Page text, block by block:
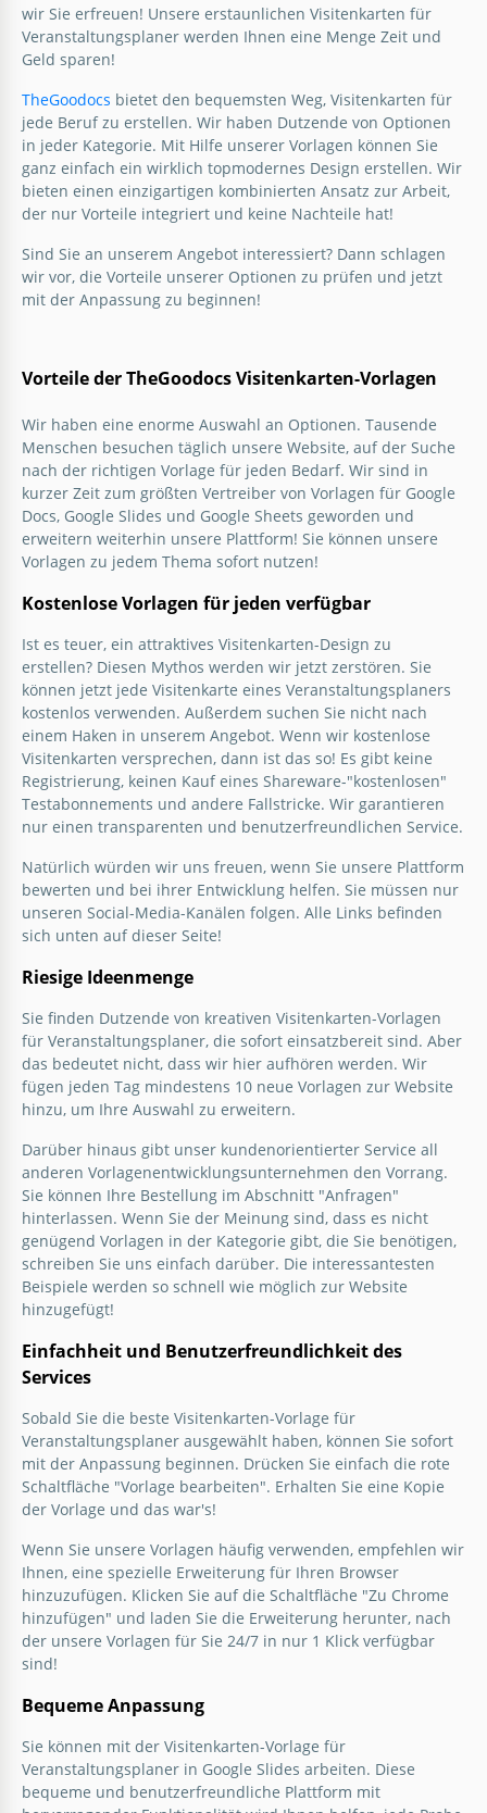
Visitenkarte
Arbeiten Sie als Eventplaner und möchten ein neues
auffälliges Design für Ihre Visitenkarte erstellen? Sie
sind auf der richtigen Seite gelandet.
Google Slides
wir Sie erfreuen! Unsere erstaunlichen Visitenkarten für
Veranstaltungsplaner werden Ihnen eine Menge Zeit und
Geld sparen!
TheGoodocs bietet den bequemsten Weg, Visitenkarten für
jede Beruf zu erstellen. Wir haben Dutzende von Optionen
in jeder Kategorie. Mit Hilfe unserer Vorlagen können Sie
ganz einfach ein wirklich topmodernes Design erstellen. Wir
bieten einen einzigartigen kombinierten Ansatz zur Arbeit,
der nur Vorteile integriert und keine Nachteile hat!
Sind Sie an unserem Angebot interessiert? Dann schlagen
wir vor, die Vorteile unserer Optionen zu prüfen und jetzt
mit der Anpassung zu beginnen!
Vorteile der TheGoodocs Visitenkarten-Vorlagen
Wir haben eine enorme Auswahl an Optionen. Tausende
Menschen besuchen täglich unsere Website, auf der Suche
nach der richtigen Vorlage für jeden Bedarf. Wir sind in
kurzer Zeit zum größten Vertreiber von Vorlagen für Google
Docs, Google Slides und Google Sheets geworden und
erweitern weiterhin unsere Plattform! Sie können unsere
Vorlagen zu jedem Thema sofort nutzen!
Kostenlose Vorlagen für jeden verfügbar
Ist es teuer, ein attraktives Visitenkarten-Design zu
erstellen? Diesen Mythos werden wir jetzt zerstören. Sie
können jetzt jede Visitenkarte eines Veranstaltungsplaners
kostenlos verwenden. Außerdem suchen Sie nicht nach
einem Haken in unserem Angebot. Wenn wir kostenlose
Visitenkarten versprechen, dann ist das so! Es gibt keine
Registrierung, keinen Kauf eines Shareware-"kostenlosen"
Testabonnements und andere Fallstricke. Wir garantieren
nur einen transparenten und benutzerfreundlichen Service.
Natürlich würden wir uns freuen, wenn Sie unsere Plattform
bewerten und bei ihrer Entwicklung helfen. Sie müssen nur
unseren Social-Media-Kanälen folgen. Alle Links befinden
sich unten auf dieser Seite!
Riesige Ideenmenge
Sie finden Dutzende von kreativen Visitenkarten-Vorlagen
für Veranstaltungsplaner, die sofort einsatzbereit sind. Aber
das bedeutet nicht, dass wir hier aufhören werden. Wir
fügen jeden Tag mindestens 10 neue Vorlagen zur Website
hinzu, um Ihre Auswahl zu erweitern.
Darüber hinaus gibt unser kundenorientierter Service all
anderen Vorlagenentwicklungsunternehmen den Vorrang.
Sie können Ihre Bestellung im Abschnitt "Anfragen"
hinterlassen. Wenn Sie der Meinung sind, dass es nicht
genügend Vorlagen in der Kategorie gibt, die Sie benötigen,
schreiben Sie uns einfach darüber. Die interessantesten
Beispiele werden so schnell wie möglich zur Website
hinzugefügt!
Einfachheit und Benutzerfreundlichkeit des
Services
Sobald Sie die beste Visitenkarten-Vorlage für
Veranstaltungsplaner ausgewählt haben, können Sie sofort
mit der Anpassung beginnen. Drücken Sie einfach die rote
Schaltfläche "Vorlage bearbeiten". Erhalten Sie eine Kopie
der Vorlage und das war's!
Wenn Sie unsere Vorlagen häufig verwenden, empfehlen wir
Ihnen, eine spezielle Erweiterung für Ihren Browser
hinzuzufügen. Klicken Sie auf die Schaltfläche "Zu Chrome
hinzufügen" und laden Sie die Erweiterung herunter, nach
der unsere Vorlagen für Sie 24/7 in nur 1 Klick verfügbar
sind!
Bequeme Anpassung
Sie können mit der Visitenkarten-Vorlage für
Veranstaltungsplaner in Google Slides arbeiten. Diese
bequeme und benutzerfreundliche Plattform mit